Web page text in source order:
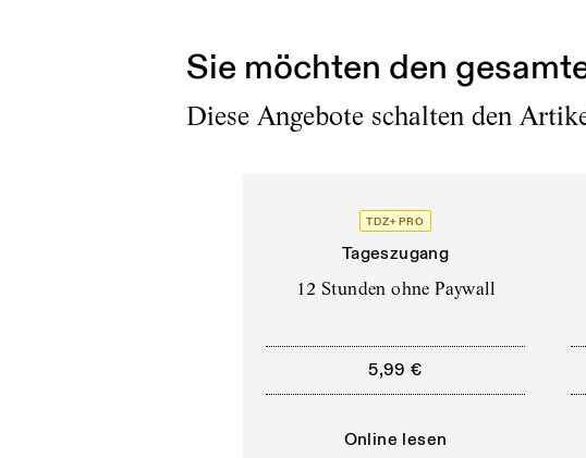
Sie möchten den
Diese Angebote schalten den
TDZ+ PRO
Tageszugang
12 Stunden ohne Paywall
5,99 €
Online lesen